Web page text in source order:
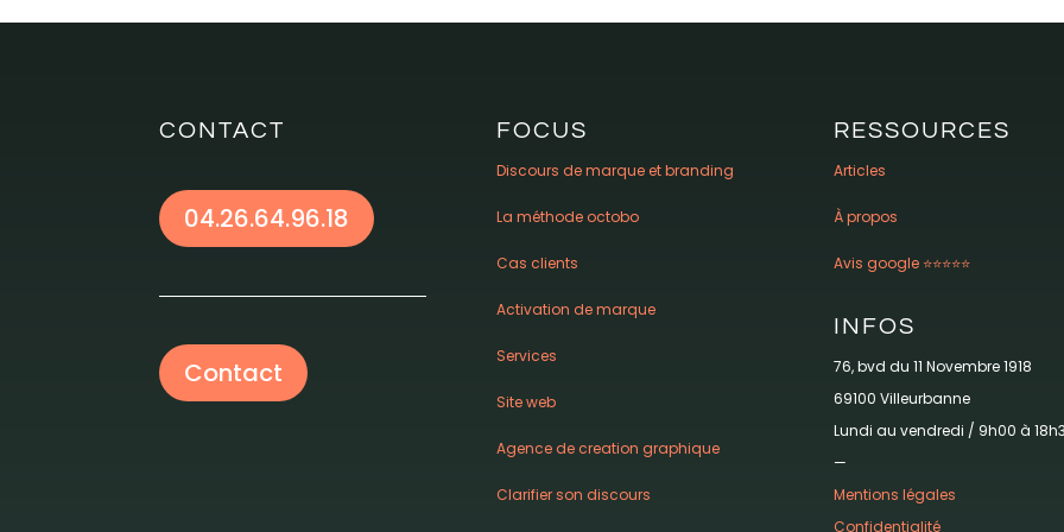
CONTACT
04.26.64.96.18
Contact
FOCUS
Discours de marque et branding
La méthode octobo
Cas clients
Activation de marque
Services
Site web
Agence de creation graphique
Clarifier son discours
RESSOURCES
Articles
À propos
Avis google ⭐️⭐️⭐️⭐️⭐️
INFOS
76, bvd du 11 Novembre 1918
69100 Villeurbanne
Lundi au vendredi / 9h00 à
—
Mentions légales
Confidentialité